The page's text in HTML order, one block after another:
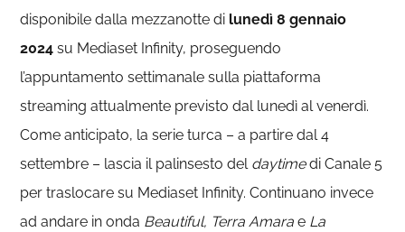
disponibile dalla mezzanotte di lunedì 8 gennaio
2024 su Mediaset Infinity, proseguendo
l’appuntamento settimanale sulla piattaforma
streaming attualmente previsto dal lunedì al venerdì.
Come anticipato, la serie turca – a partire dal 4
settembre – lascia il palinsesto del daytimedi Canale 5
per traslocare su Mediaset Infinity. Continuano invece
ad andare in onda Beautiful, Terra Amara e La